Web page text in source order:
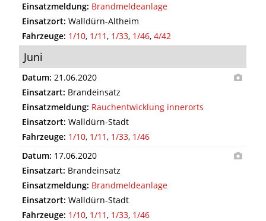
Einsatzmeldung: Brandmeldeanlage
Einsatzort: Walldürn-Altheim
Fahrzeuge: 1/10, 1/11, 1/33, 1/46,4/42
Juni
Datum: 21.06.2020
Einsatzart: Brandeinsatz
Einsatzmeldung: Rauchentwicklung innerorts
Einsatzort: Walldürn-Stadt
Fahrzeuge: 1/10, 1/11, 1/33, 1/46
Datum: 17.06.2020
Einsatzart: Brandeinsatz
Einsatzmeldung: Brandmeldeanlage
Einsatzort: Walldürn-Stadt
Fahrzeuge: 1/10, 1/11, 1/33, 1/46